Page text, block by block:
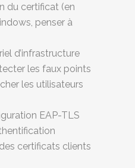
du certificat (en
penser à
d’infrastructure
les faux points
les utilisateurs
EAP-TLS
certificats clients